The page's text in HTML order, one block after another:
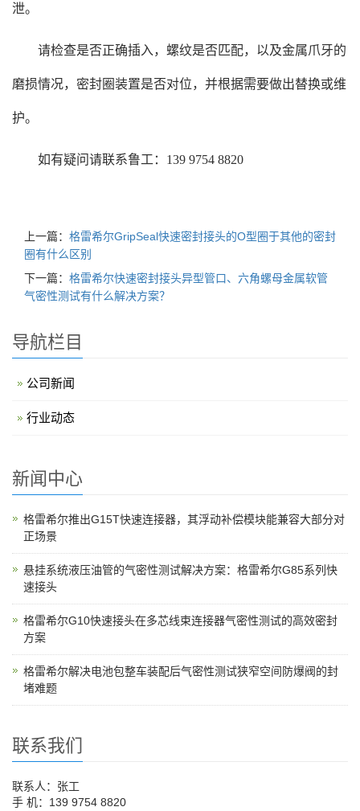
泄。
请检查是否正确插入，螺纹是否匹配，以及金属爪牙的
磨损情况，密封圈装置是否对位，并根据需要做出替换或维
护。
如有疑问请联系鲁工：139 9754 8820
上一篇： 格雷希尔GripSeal快速密封接头的O型圈于其他的密封
圈有什么区别
下一篇： 格雷希尔快速密封接头异型管口、六角螺母金属软管
气密性测试有什么解决方案？
导航栏目
公司新闻
行业动态
新闻中心
格雷希尔推出G15T快速连接器，其浮动补偿模块能兼容大部分对
正场景
悬挂系统液压油管的气密性测试解决方案：格雷希尔G85系列快
速接头
格雷希尔G10快速接头在多芯线束连接器气密性测试的高效密封
方案
格雷希尔解决电池包整车装配后气密性测试狭窄空间防爆阀的封
堵难题
联系我们
联系人：张工
手 机：139 9754 8820